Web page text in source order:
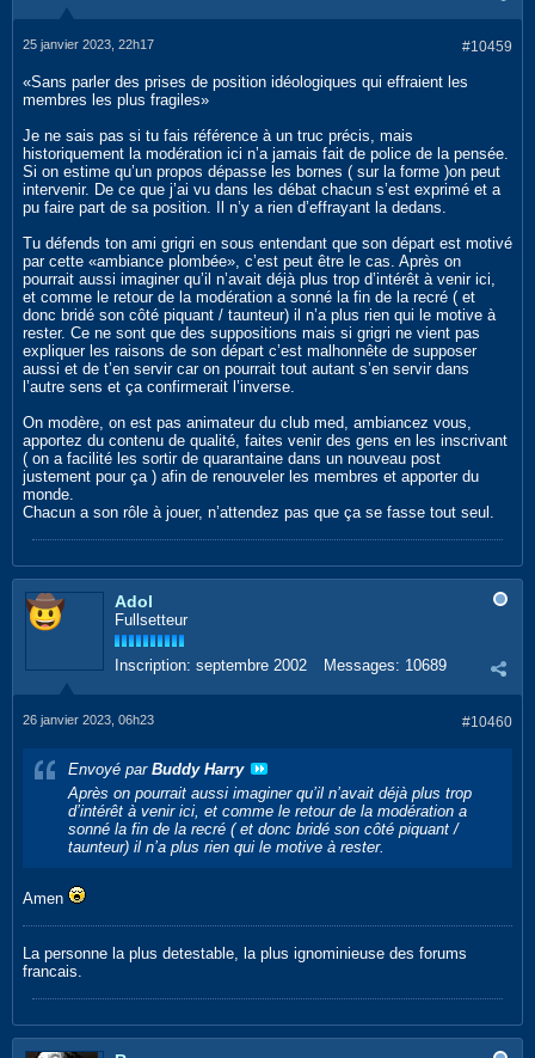
#10459
25 janvier 2023, 22h17
«Sans parler des prises de position idéologiques qui effraient les
membres les plus fragiles»
Je ne sais pas si tu fais référence à un truc précis, mais
historiquement la modération ici n’a jamais fait de police de la pensée.
Si on estime qu’un propos dépasse les bornes ( sur la forme )on peut
intervenir. De ce que j’ai vu dans les débat chacun s’est exprimé et a
pu faire part de sa position. Il n’y a rien d’effrayant la dedans.
Tu défends ton ami grigri en sous entendant que son départ est motivé
par cette «ambiance plombée», c’est peut être le cas. Après on
pourrait aussi imaginer qu’il n’avait déjà plus trop d’intérêt à venir ici,
et comme le retour de la modération a sonné la fin de la recré ( et
donc bridé son côté piquant / taunteur) il n’a plus rien qui le motive à
rester. Ce ne sont que des suppositions mais si grigri ne vient pas
expliquer les raisons de son départ c’est malhonnête de supposer
aussi et de t’en servir car on pourrait tout autant s’en servir dans
l’autre sens et ça confirmerait l’inverse.
On modère, on est pas animateur du club med, ambiancez vous,
apportez du contenu de qualité, faites venir des gens en les inscrivant
( on a facilité les sortir de quarantaine dans un nouveau post
justement pour ça ) afin de renouveler les membres et apporter du
monde.
Chacun a son rôle à jouer, n’attendez pas que ça se fasse tout seul.
Adol
Fullsetteur
Inscription: septembre 2002 Messages: 10689
#10460
26 janvier 2023, 06h23
Envoyé par Buddy Harry
Après on pourrait aussi imaginer qu’il n’avait déjà plus trop
d’intérêt à venir ici, et comme le retour de la modération a
sonné la fin de la recré ( et donc bridé son côté piquant /
taunteur) il n’a plus rien qui le motive à rester.
Amen
La personne la plus detestable, la plus ignominieuse des forums
francais.